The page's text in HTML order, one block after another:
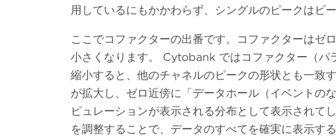
用しているにもかかわらず、シングルのピークはビ
ここでコファクターの出番です。コファクターはゼ
小さくなります。 Cytobank ではコファクター（パ
縮小すると、他のチャネルのピークの形状とも一致
が拡大し、ゼロ近傍に「データホール（イベントの
ピュレーションが表示される分布として表示されて
を調整することで、データのすべてを確実に表示す